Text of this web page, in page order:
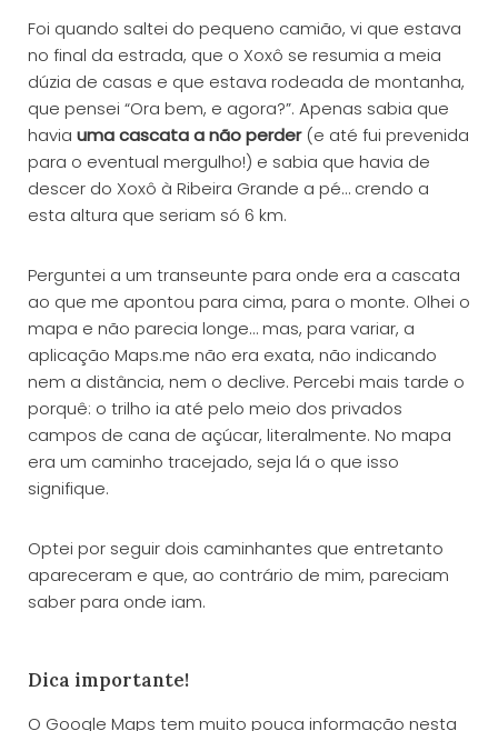
Foi quando saltei do pequeno camião, vi que estava
no final da estrada, que o Xoxô se resumia a meia
dúzia de casas e que estava rodeada de montanha,
que pensei “Ora bem, e agora?”. Apenas sabia que
havia uma cascata a não perder(e até fui prevenida
para o eventual mergulho!) e sabia que havia de
descer do Xoxô à Ribeira Grande a pé… crendo a
esta altura que seriam só 6 km.
Perguntei a um transeunte para onde era a cascata
ao que me apontou para cima, para o monte. Olhei o
mapa e não parecia longe… mas, para variar, a
aplicação Maps.me não era exata, não indicando
nem a distância, nem o declive. Percebi mais tarde o
porquê: o trilho ia até pelo meio dos privados
campos de cana de açúcar, literalmente. No mapa
era um caminho tracejado, seja lá o que isso
signifique.
Optei por seguir dois caminhantes que entretanto
apareceram e que, ao contrário de mim, pareciam
saber para onde iam.
Dica importante!
O Google Maps tem muito pouca informação nesta